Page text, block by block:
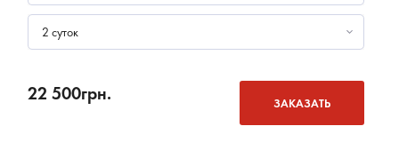
2 суток
22 500грн. ЗАКАЗАТЬ